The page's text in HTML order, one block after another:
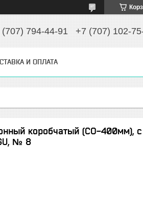
(707) 794-44-91 +7 (707) 102-
И ОПЛАТА
коробчатый (СО-400мм), с
№ 8